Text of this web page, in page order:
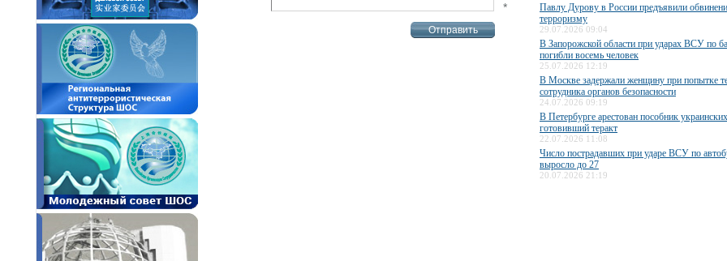
*
Павлу Дурову в России предъявили
терроризму
29.07.2026 09:04
В Запорожской области при ударах ВСУ по
погибли восемь человек
25.07.2026 12:19
В Москве задержали женщину при попытке
сотрудника органов безопасности
24.07.2026 09:19
В Петербурге арестован пособник
готовивший теракт
22.07.2026 11:08
Число пострадавших при ударе ВСУ по
выросло до 27
20.07.2026 21:19